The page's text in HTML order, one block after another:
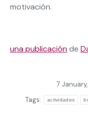
motivación.
una publicación de
7
Tags:
actividades